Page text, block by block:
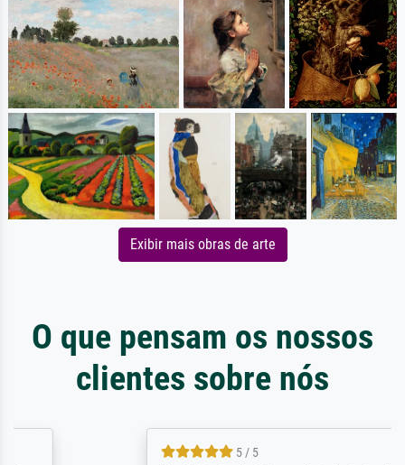
Exibir mais obras de arte
O que pensam os nossos
clientes sobre nós
5 / 5